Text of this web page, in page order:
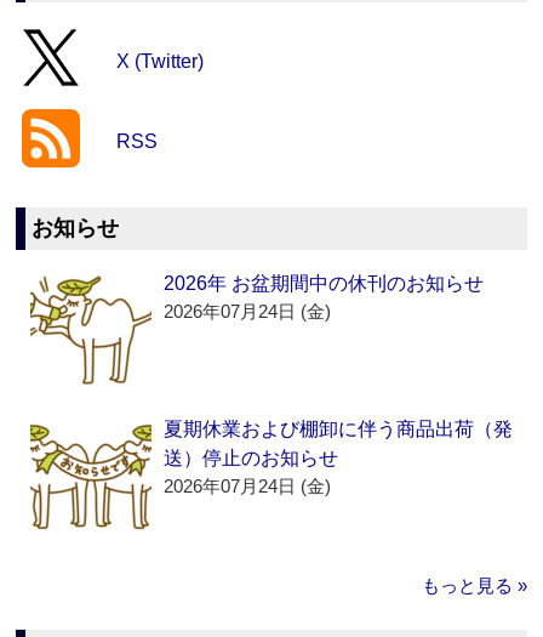
X (Twitter)
RSS
お知らせ
2026年 お盆期間中の休刊のお知らせ
2026年07月24日 (金)
夏期休業および棚卸に伴う商品出荷（発
送）停止のお知らせ
2026年07月24日 (金)
もっと見る »